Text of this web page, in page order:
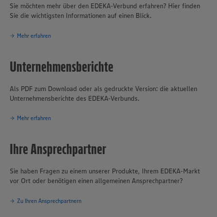
Sie möchten mehr über den EDEKA-Verbund erfahren? Hier finden
Sie die wichtigsten Informationen auf einen Blick.
Mehr erfahren
Unternehmensberichte
Als PDF zum Download oder als gedruckte Version: die aktuellen
Unternehmensberichte des EDEKA-Verbunds.
Mehr erfahren
Ihre Ansprechpartner
Sie haben Fragen zu einem unserer Produkte, Ihrem EDEKA-Markt
vor Ort oder benötigen einen allgemeinen Ansprechpartner?
Zu Ihren Ansprechpartnern